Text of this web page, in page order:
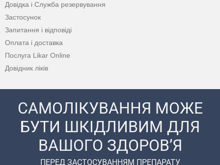
Довідка і Служба резервування
Застосунок
Запитання і відповіді
Оплата і доставка
Послуга Likar Online
Довідник ліків
САМОЛІКУВАННЯ МОЖЕ
БУТИ ШКІДЛИВИМ ДЛЯ
ВАШОГО ЗДОРОВ’Я
ПЕРЕД ЗАСТОСУВАННЯМ ПРЕПАРАТУ